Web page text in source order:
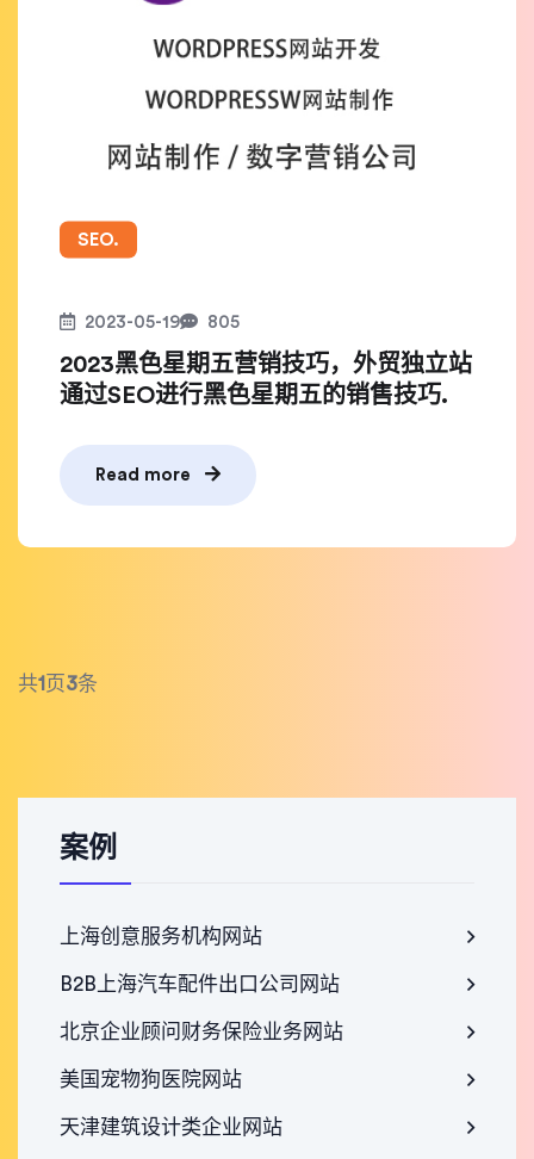
SEO.
2023-05-19 805
2023黑色星期五营销技巧，外贸独立站
通过SEO进行黑色星期五的销售技巧.
Read more
共1 页3条
案例
上海创意服务机构网站
B2B上海汽车配件出口公司网站
北京企业顾问财务保险业务网站
美国宠物狗医院网站
天津建筑设计类企业网站